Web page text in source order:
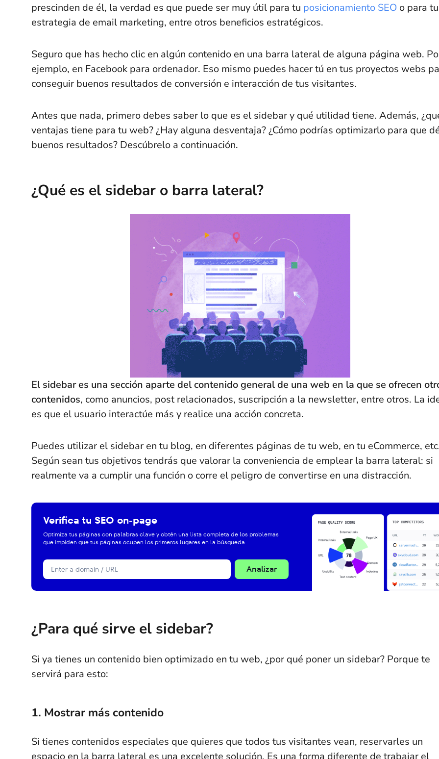
prescinden de él, la verdad es que puede ser muy útil para tu posicionamiento SEO o para tu
estrategia de email marketing, entre otros beneficios estratégicos.
Seguro que has hecho clic en algún contenido en una barra lateral de alguna página web.
ejemplo, en Facebook para ordenador. Eso mismo puedes hacer tú en tus proyectos webs
conseguir buenos resultados de conversión e interacción de tus visitantes.
Antes que nada, primero debes saber lo que es el sidebar y qué utilidad tiene. Además,
ventajas tiene para tu web? ¿Hay alguna desventaja? ¿Cómo podrías optimizarlo para que
buenos resultados? Descúbrelo a continuación.
¿Qué es el sidebar o barra lateral?
El sidebar es una sección aparte del contenido general de una web en la que se ofrecen
contenidos, como anuncios, post relacionados, suscripción a la newsletter, entre otros. La
es que el usuario interactúe más y realice una acción concreta.
Puedes utilizar el sidebar en tu blog, en diferentes páginas de tu web, en tu eCommerce,
Según sean tus objetivos tendrás que valorar la conveniencia de emplear la barra lateral: si
realmente va a cumplir una función o corre el peligro de convertirse en una distracción.
Verifica tu SEO on-page
Optimiza tus páginas con palabras clave y obtén una lista completa de los problemas
que impiden que tus páginas ocupen los primeros lugares en la búsqueda.
Analizar
¿Para qué sirve el sidebar?
Si ya tienes un contenido bien optimizado en tu web, ¿por qué poner un sidebar? Porque te
servirá para esto:
1. Mostrar más contenido
Si tienes contenidos especiales que quieres que todos tus visitantes vean, reservarles un